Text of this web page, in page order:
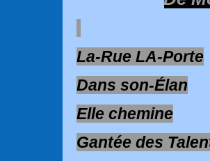
La-Rue LA-Porte
Dans son-Élan
Elle chemine
Gantée des